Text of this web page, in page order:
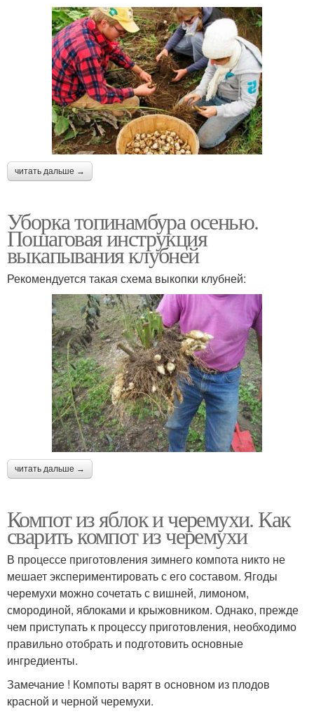
читать дальше →
Уборка топинамбура осенью.
Пошаговая инструкция
выкапывания клубней
Рекомендуется такая схема выкопки клубней:
читать дальше →
Компот из яблок и черемухи. Как
сварить компот из черемухи
В процессе приготовления зимнего компота никто не
мешает экспериментировать с его составом. Ягоды
черемухи можно сочетать с вишней, лимоном,
смородиной, яблоками и крыжовником. Однако, прежде
чем приступать к процессу приготовления, необходимо
правильно отобрать и подготовить основные
ингредиенты.
Замечание ! Компоты варят в основном из плодов
красной и черной черемухи.